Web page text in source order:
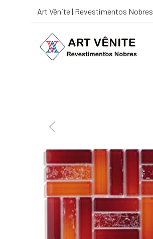
Art Vênite | Revestimentos Nobres